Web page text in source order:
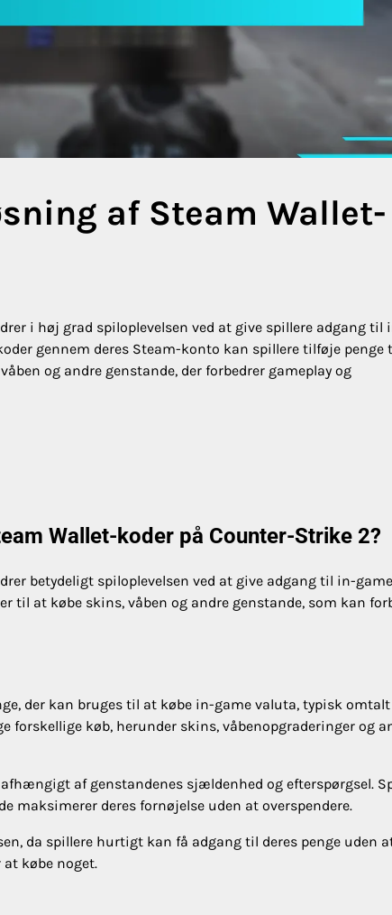
af Steam Wallet-
i høj grad spiloplevelsen ved at give spillere adgang til
gennem deres Steam-konto kan spillere tilføje penge
og andre genstande, der forbedrer gameplay og
Wallet-koder på Counter-Strike 2?
betydeligt spiloplevelsen ved at give adgang til in-game
til at købe skins, våben og andre genstande, som kan
der kan bruges til at købe in-game valuta, typisk
forskellige køb, herunder skins, våbenopgraderinger og
af genstandenes sjældenhed og efterspørgsel.
maksimerer deres fornøjelse uden at overspendere.
da spillere hurtigt kan få adgang til deres penge uden
købe noget.